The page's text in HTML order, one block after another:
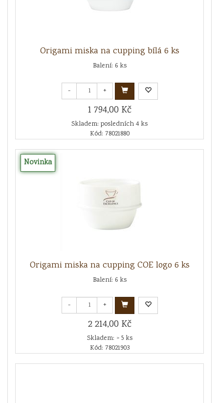
Origami miska na cupping bílá 6 ks
Balení: 6 ks
- +
1 794,00 Kč
Skladem: posledních 4 ks
Kód: 78021880
Novinka
Origami miska na cupping COE logo 6 ks
Balení: 6 ks
- +
2 214,00 Kč
Skladem: > 5 ks
Kód: 78021903